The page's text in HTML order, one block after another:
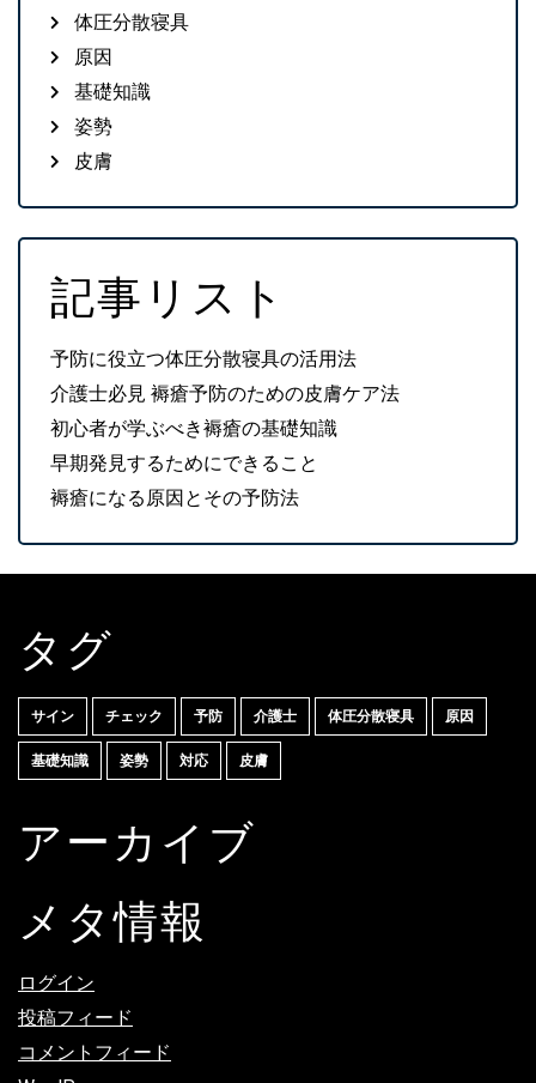
体圧分散寝具
原因
基礎知識
姿勢
皮膚
記事リスト
予防に役立つ体圧分散寝具の活用法
介護士必見 褥瘡予防のための皮膚ケア法
初心者が学ぶべき褥瘡の基礎知識
早期発見するためにできること
褥瘡になる原因とその予防法
タグ
サイン チェック 予防 介護士 体圧分散寝具 原因
基礎知識 姿勢 対応 皮膚
アーカイブ
メタ情報
ログイン
投稿フィード
コメントフィード